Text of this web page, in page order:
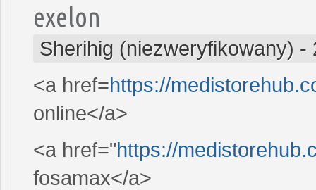
exelon
Sherihig (niezweryfikowany) -
<a href=https://
online</a>
<a href="https://
fosamax</a>